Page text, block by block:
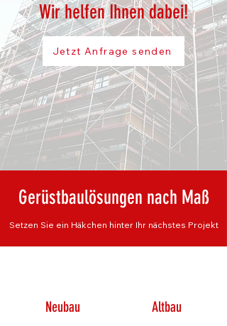
Wir helfen Ihnen dabei!
Jetzt Anfrage senden
Gerüstbaulösungen nach Maß
Setzen Sie ein Häkchen hinter Ihr nächstes Projekt
Neubau Altbau